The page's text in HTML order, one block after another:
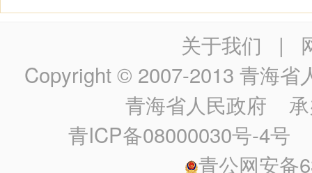
关于我们 |
Copyright © 2007-2013 青海省
青海省人民政府 承
青ICP备08000030号-4号
青公网安备